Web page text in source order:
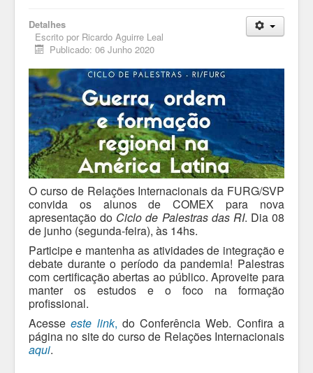
Detalhes
Escrito por Ricardo Aguirre Leal
Publicado: 06 Junho 2020
O curso de Relações Internacionais da FURG/SVP
convida os alunos de COMEX para nova
apresentação do Ciclo de Palestras das RI. Dia 08
de junho (segunda-feira), às 14hs.
Participe e mantenha as atividades de integração e
debate durante o período da pandemia! Palestras
com certificação abertas ao público. Aproveite para
manter os estudos e o foco na formação
profissional.
Acesseeste link, do Conferência Web. Confira a
página no site do curso de Relações Internacionais
aqui.